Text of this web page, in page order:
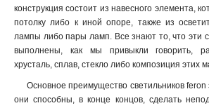
конструкция состоит из навесного элемента,
потолку либо к иной опоре, также из
лампы либо пары ламп. Все знают то, что эти
выполнены, как мы привыкли говорить,
хрусталь, сплав, стекло либо композиция этих
Основное преимущество светильников feron
они способны, в конце концов, сделать